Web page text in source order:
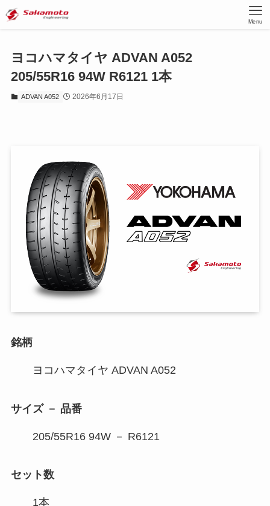
Menu
ヨコハマタイヤ ADVAN A052
205/55R16 94W R6121 1本
ADVAN A052 2026年6月17日
銘柄
ヨコハマタイヤ ADVAN A052
サイズ － 品番
205/55R16 94W － R6121
セット数
1本